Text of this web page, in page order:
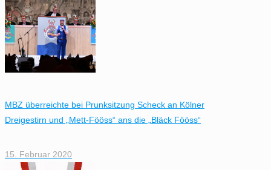
MBZ überreichte bei Prunksitzung Scheck an Kölner
Dreigestirn und „Mett-Fööss“ ans die „Bläck Fööss“
15. Februar 2020